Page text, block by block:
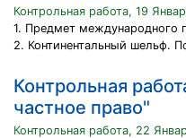
Контрольная работа, 19
1. Предмет международного
2. Континентальный шельф.
Контрольная
частное право"
Контрольная работа, 22